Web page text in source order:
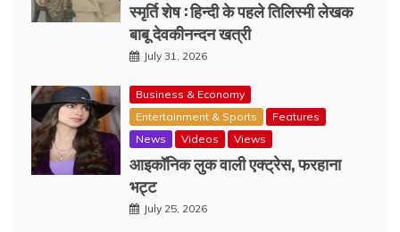
स्मृर्ति शेष : हिन्दी के पहले तिलिस्मी लेखक
बाबू देवकीनन्दन खत्री
July 31, 2026
Business & Economy
Entertainment & Sports
Features
News
Videos Views
आइकॉनिक लुक वाली एक्‍ट्रेस, फरहाना
भट्ट
July 25, 2026